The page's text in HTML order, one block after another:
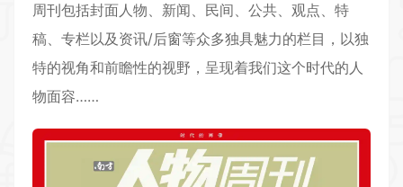
周刊包括封面人物、新闻、民间、公共、观点、特
稿、专栏以及资讯/后窗等众多独具魅力的栏目，以独
特的视角和前瞻性的视野，呈现着我们这个时代的人
物面容……